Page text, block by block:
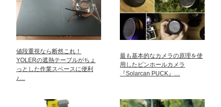
値段重視なら断然これ！
YOLERの遮熱テーブルがちょ
っとした作業スペースに便利
♪…
最も基本的なカメラの原理を使
用したピンホールカメラ
『Solarcan PUCK』…